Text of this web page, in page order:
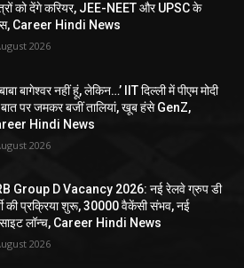
को देंगे करियर, JEE-NEET और UPSC के
Career Hindi News
2026
बागेश्वर नहीं हूं, लेकिन…’ IIT दिल्ली में पीएम मोदी
पर जमकर बजीं तालियां, खूब हंसे GenZ,
Hindi News
2026
Group D Vacancy 2026: नई रेलवे ग्रुप डी
की प्रक्रिया शुरू, 30000 वैकेंसी संभव, नई
लॉन्च, Career Hindi News
2026